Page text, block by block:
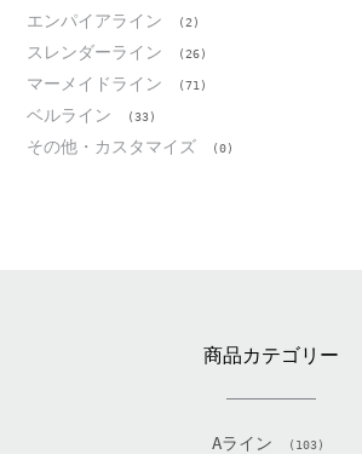
エンパイアライン (2)
スレンダーライン (26)
マーメイドライン (71)
ベルライン (33)
その他・カスタマイズ (0)
商品カテゴリー
Aライン (103)